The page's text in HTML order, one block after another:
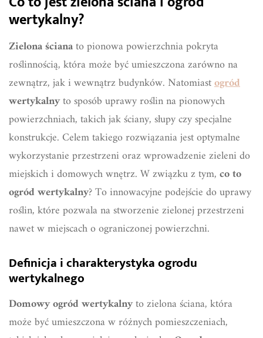
wertykalny?
Zielona ścianato pionowa powierzchnia pokryta
roślinnością, która może być umieszczona zarówno na
zewnątrz, jak i wewnątrz budynków. Natomiastogród
wertykalnyto sposób uprawy roślin na pionowych
powierzchniach, takich jak ściany, słupy czy specjalne
konstrukcje. Celem takiego rozwiązania jest optymalne
wykorzystanie przestrzeni oraz wprowadzenie zieleni do
miejskich i domowych wnętrz. W związku z tym,co to
ogród wertykalny? To innowacyjne podejście do uprawy
roślin, które pozwala na stworzenie zielonej przestrzeni
nawet w miejscach o ograniczonej powierzchni.
Definicja i charakterystyka ogrodu
wertykalnego
Domowy ogród wertykalnyto zielona ściana, która
może być umieszczona w różnych pomieszczeniach,